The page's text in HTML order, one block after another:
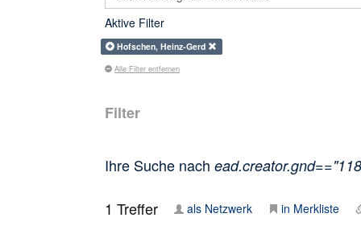
Aktive Filter
Hofschen, Heinz-Gerd
Alle Filter entfernen
Filter
Ihre Suche nach
1 Treffer als Netzwerk in Merkliste